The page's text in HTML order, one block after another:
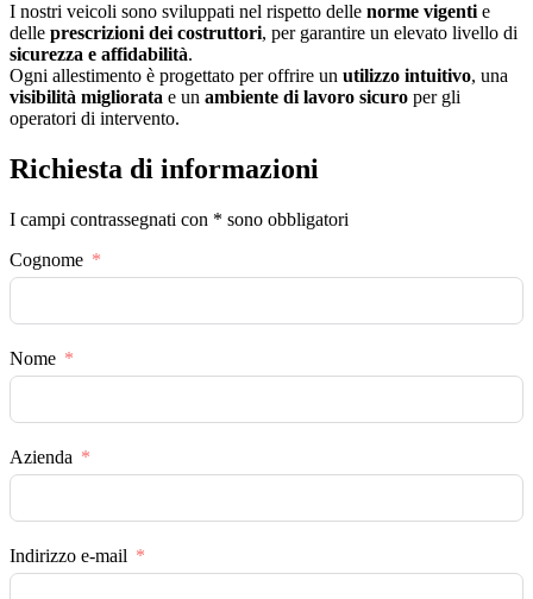
I nostri veicoli sono sviluppati nel rispetto delle norme vigenti e
delle prescrizioni dei costruttori, per garantire un elevato livello di
sicurezza e affidabilità.
Ogni allestimento è progettato per offrire un utilizzo intuitivo, una
visibilità migliorata e un ambiente di lavoro sicuro per gli
operatori di intervento.
Richiesta di informazioni
I campi contrassegnati con * sono obbligatori
Cognome
Nome
Azienda
Indirizzo e-mail